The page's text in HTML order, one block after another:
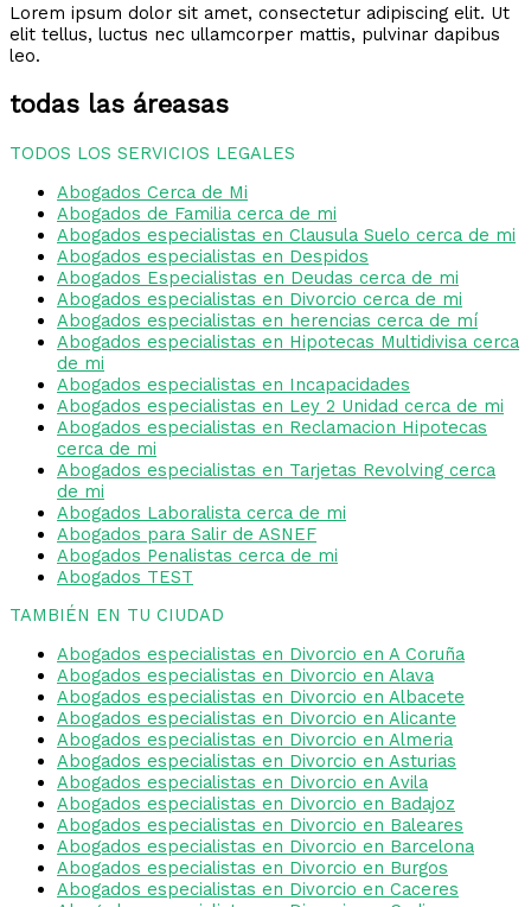
Lorem ipsum dolor sit amet, consectetur adipiscing elit. Ut
elit tellus, luctus nec ullamcorper mattis, pulvinar dapibus
leo.
todas las áreasas
TODOS LOS SERVICIOS LEGALES
Abogados Cerca de Mi
Abogados de Familia cerca de mi
Abogados especialistas en Clausula Suelo cerca de mi
Abogados especialistas en Despidos
Abogados Especialistas en Deudas cerca de mi
Abogados especialistas en Divorcio cerca de mi
Abogados especialistas en herencias cerca de mí
Abogados especialistas en Hipotecas Multidivisa cerca
de mi
Abogados especialistas en Incapacidades
Abogados especialistas en Ley 2 Unidad cerca de mi
Abogados especialistas en Reclamacion Hipotecas
cerca de mi
Abogados especialistas en Tarjetas Revolving cerca
de mi
Abogados Laboralista cerca de mi
Abogados para Salir de ASNEF
Abogados Penalistas cerca de mi
Abogados TEST
TAMBIÉN EN TU CIUDAD
Abogados especialistas en Divorcio en A Coruña
Abogados especialistas en Divorcio en Alava
Abogados especialistas en Divorcio en Albacete
Abogados especialistas en Divorcio en Alicante
Abogados especialistas en Divorcio en Almeria
Abogados especialistas en Divorcio en Asturias
Abogados especialistas en Divorcio en Avila
Abogados especialistas en Divorcio en Badajoz
Abogados especialistas en Divorcio en Baleares
Abogados especialistas en Divorcio en Barcelona
Abogados especialistas en Divorcio en Burgos
Abogados especialistas en Divorcio en Caceres